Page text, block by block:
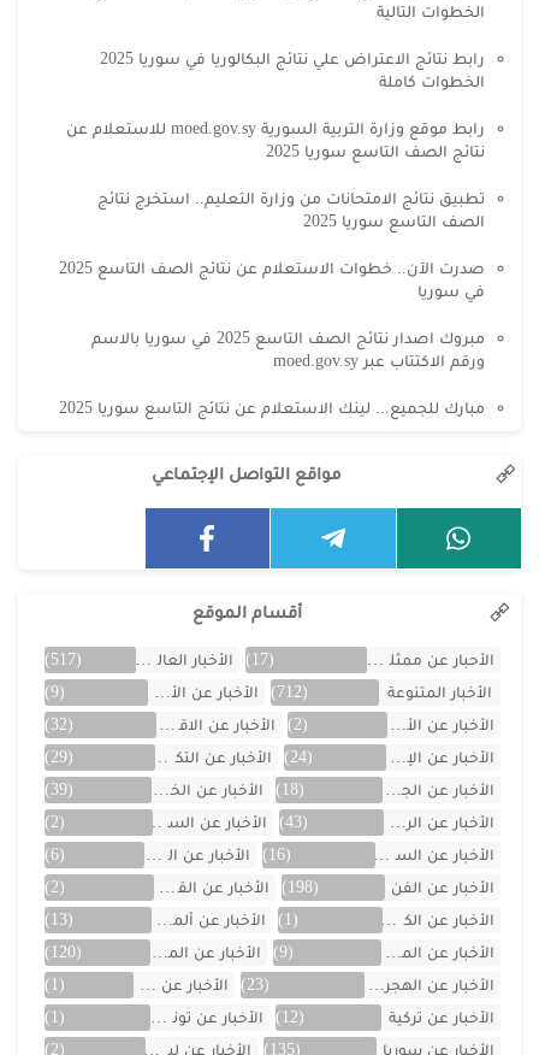
الخطوات التالية
رابط نتائج الاعتراض علي نتائج البكالوريا في سوريا 2025
الخطوات كاملة
رابط موقع وزارة التربية السورية moed.gov.sy للاستعلام عن
نتائج الصف التاسع سوريا 2025
تطبيق نتائج الامتحانات من وزارة التعليم.. استخرج نتائج
الصف التاسع سوريا 2025
صدرت الآن.. خطوات الاستعلام عن نتائج الصف التاسع 2025
في سوريا
مبروك اصدار نتائج الصف التاسع 2025 في سوريا بالاسم
ورقم الاكتتاب عبر moed.gov.sy
مبارك للجميع... لينك الاستعلام عن نتائج التاسع سوريا 2025
مواقع التواصل الإجتماعي
أقسام الموقع
الأحبار عن ممثلين الخليج (17) الأخبار العالمية
(517)
الأخبار المتنوعة
(712) الأخبار عن الأردن
(9)
الأخبار عن الأفلام
(2) الأخبار عن الاقتصاد
(32)
الأخبار عن الإمارات
(24) الأخبار عن التكنولوجيا
(29)
الأخبار عن الجزائر
(18) الأخبار عن الخليج
(39)
الأخبار عن الرياضة
(43) الأخبار عن السعودية
(2)
الأخبار عن السيارات
(16) الأخبار عن العراق
(6)
الأخبار عن الفن
(198) الأخبار عن القصص
(2)
الأخبار عن الكويت
(1) الأخبار عن ألمانيا
(13)
الأخبار عن المسلسلات
(9) الأخبار عن المشاهير
(120)
الأخبار عن الهجرة والسفر
(23) الأخبار عن اليمن
(1)
الأخبار عن تركية
(12) الأخبار عن تونس
(1)
الأخبار عن سوريا
(135) الأخبار عن لبنان (2)